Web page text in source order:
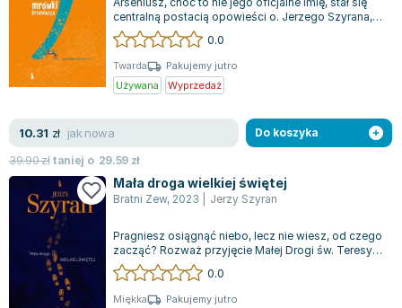
Zygmunt Freud
Agata Passent
Michel Moran
Maciej Orłoś
Katarzyna Miller
Antoine de Saint Exupery
Lew Tołstoj
Mark Twain
Marcin Meller
Paulina Młynarska
ks. Piotr Pawlukiewicz
Jarosław Sokołowski
centralną postacią opowieści o. Jerzego Szyrana,
skupiającej się na intrygują...
0.0
Twarda
Pakujemy jutro
Używana
Wyprzedaż
10.31 zł jak nowa
39.90złtaniej o 29.59 zł
Do koszyka
Mała droga wielkiej świętej
Bratni Zew, 2023 Jerzy Szyran
Pragniesz osiągnąć niebo, lecz nie wiesz, od czego
zacząć? Rozważ przyjęcie Małej Drogi św. Teresy!
Obchodząc 150. rocznicę urodzi...
0.0
Miękka
Pakujemy jutro